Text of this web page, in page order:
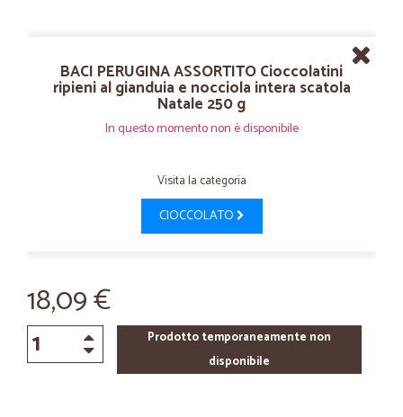
BACI PERUGINA ASSORTITO Cioccolatini
ripieni al gianduia e nocciola intera scatola
Natale 250 g
In questo momento non è disponibile
Visita la categoria
CIOCCOLATO
18,09 €
Prodotto temporaneamente non
disponibile